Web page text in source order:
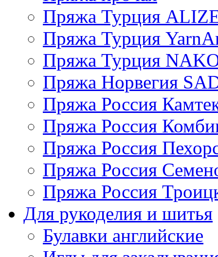
Пряжа Турция
Пряжа Турция
Пряжа Турция
Пряжа Норвегия
Пряжа Россия
Пряжа Россия
Пряжа Россия
Пряжа Россия
Пряжа Россия
Для рукоделия и шитья
Булавки английские